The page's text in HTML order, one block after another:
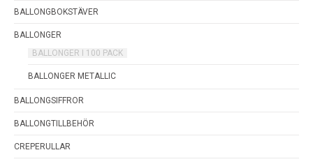
BALLONGBOKSTÄVER
BALLONGER
BALLONGER I 100 PACK
BALLONGER METALLIC
BALLONGSIFFROR
BALLONGTILLBEHÖR
CREPERULLAR